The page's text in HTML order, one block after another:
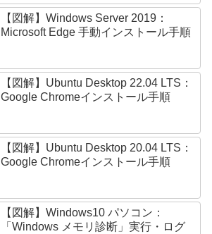
【図解】Windows Server 2019：
Microsoft Edge 手動インストール手順
【図解】Ubuntu Desktop 22.04 LTS：
Google Chromeインストール手順
【図解】Ubuntu Desktop 20.04 LTS：
Google Chromeインストール手順
【図解】Windows10 パソコン：
「Windows メモリ診断」実行・ログ